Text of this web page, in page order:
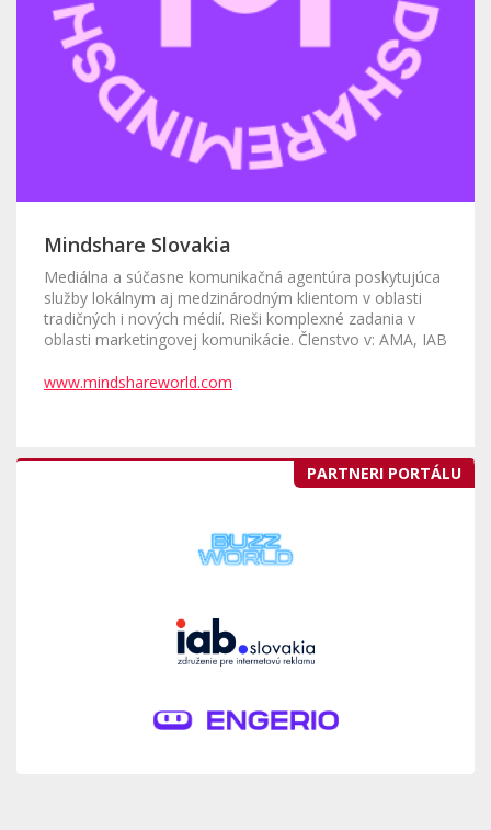
Mindshare Slovakia
Mediálna a súčasne komunikačná agentúra poskytujúca
služby lokálnym aj medzinárodným klientom v oblasti
tradičných i nových médií. Rieši komplexné zadania v
oblasti marketingovej komunikácie. Členstvo v: AMA, IAB
www.mindshareworld.com
PARTNERI PORTÁLU